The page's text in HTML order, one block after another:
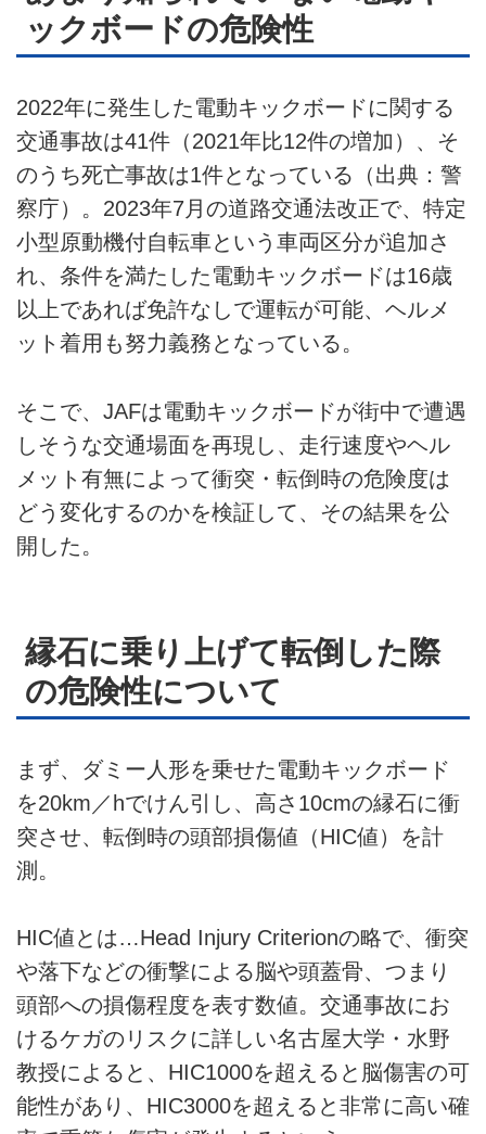
ックボードの危険性
2022年に発生した電動キックボードに関する
交通事故は41件（2021年比12件の増加）、そ
のうち死亡事故は1件となっている（出典：警
察庁）。2023年7月の道路交通法改正で、特定
小型原動機付自転車という車両区分が追加さ
れ、条件を満たした電動キックボードは16歳
以上であれば免許なしで運転が可能、ヘルメ
ット着用も努力義務となっている。
そこで、JAFは電動キックボードが街中で遭遇
しそうな交通場面を再現し、走行速度やヘル
メット有無によって衝突・転倒時の危険度は
どう変化するのかを検証して、その結果を公
開した。
縁石に乗り上げて転倒した際
の危険性について
まず、ダミー人形を乗せた電動キックボード
を20km／hでけん引し、高さ10cmの縁石に衝
突させ、転倒時の頭部損傷値（HIC値）を計
測。
HIC値とは…Head Injury Criterionの略で、衝突
や落下などの衝撃による脳や頭蓋骨、つまり
頭部への損傷程度を表す数値。交通事故にお
けるケガのリスクに詳しい名古屋大学・水野
教授によると、HIC1000を超えると脳傷害の可
能性があり、HIC3000を超えると非常に高い確